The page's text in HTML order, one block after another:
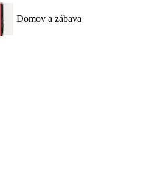
Domov a zábava